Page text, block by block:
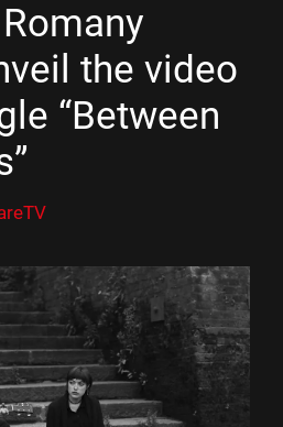
the video
“Between